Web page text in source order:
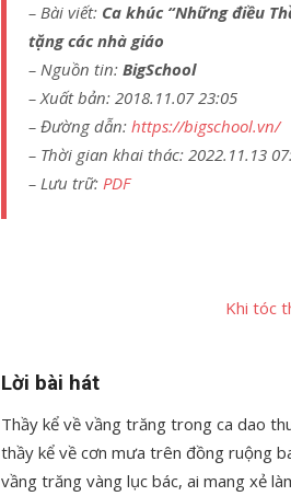
– Bài viết: Ca khúc “Những điều
tặng các nhà giáo
– Nguồn tin: BigSchool
– Xuất bản: 2018.11.07 23:05
– Đường dẫn: https://bigschool.vn/
– Thời gian khai thác: 2022.11.13
– Lưu trữ: PDF
Khi tóc
Lời bài hát
Thầy kể về vầng trăng trong ca dao
thầy kể về cơn mưa trên đồng ruộng
vầng trăng vàng lục bác, ai mang xẻ